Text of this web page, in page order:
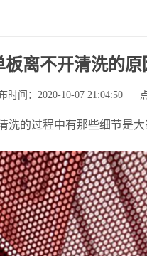
板离不开清洗的原
时间：2020-10-07 21:04:50
洗的过程中有那些细节是